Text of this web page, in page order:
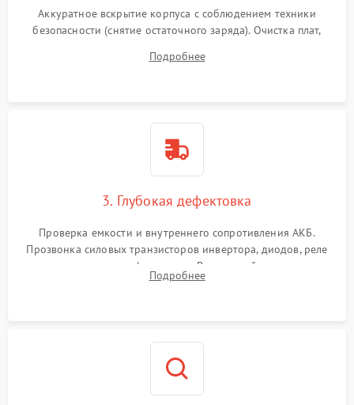
Аккуратное вскрытие корпуса с соблюдением техники
безопасности (снятие остаточного заряда). Очистка плат,
и кистей для предотвращения перегрева и замыканий.
Подробнее
3. Глубокая дефектовка
Проверка емкости и внутреннего сопротивления АКБ.
Прозвонка силовых транзисторов инвертора, диодов, реле
переключения и трансформатора. Визуальный поиск вздутых
конденсаторов и прогаров на печатной плате.
Подробнее